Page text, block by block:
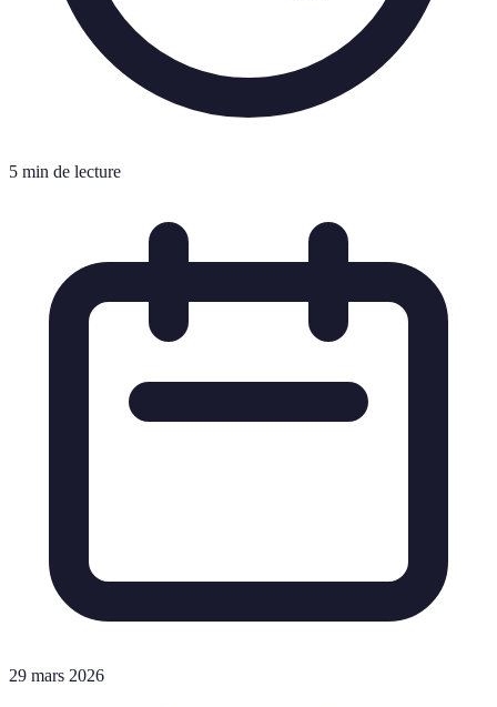
5 min de lecture
29 mars 2026